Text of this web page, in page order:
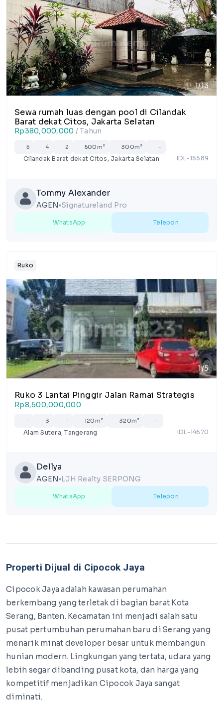
1/13
Sewa rumah luas dengan pool di Cilandak
Barat dekat Citos, Jakarta Selatan
Rp380,000,000 / Tahun
5 4 2 500m² 300m² -
Cilandak Barat dekat Citos, Jakarta Selatan IDL-15589
Tommy Alexander
AGEN lens Signatureland Pro
WhatsApp Telepon
Ruko
1/5
Ruko 3 Lantai Pinggir Jalan Ramai Strategis
Rp8,500,000,000
- 3 - 120m² 320m² -
Alam Sutera, Tangerang IDL-14670
Dellya
AGEN lens LJH Realty SERPONG
WhatsApp Telepon
Properti Dijual di Cipocok Jaya
Cipocok Jaya adalah kawasan perumahan
berkembang yang terletak di bagian barat Kota
Serang, Banten. Kecamatan ini menjadi salah satu
pusat pertumbuhan perumahan baru di Serang yang
menarik minat developer besar untuk membangun
hunian modern. Lingkungan yang tertata, udara yang
lebih segar dibanding pusat kota, dan harga yang
kompetitif menjadikan Cipocok Jaya sangat
diminati.